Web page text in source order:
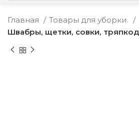
Главная
Товары для уборки.
Швабры, щетки, совки,